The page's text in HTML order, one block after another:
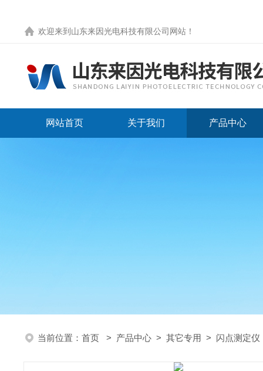
欢迎来到 山东来因光电科技有限公司网站 ！
网站首页 关于我们 产品中心
当前位置： 首页 > 产品中心 > 其它专用 > 闪点测定仪